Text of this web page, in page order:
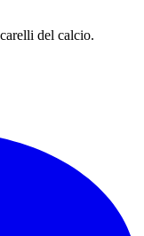
del calcio.